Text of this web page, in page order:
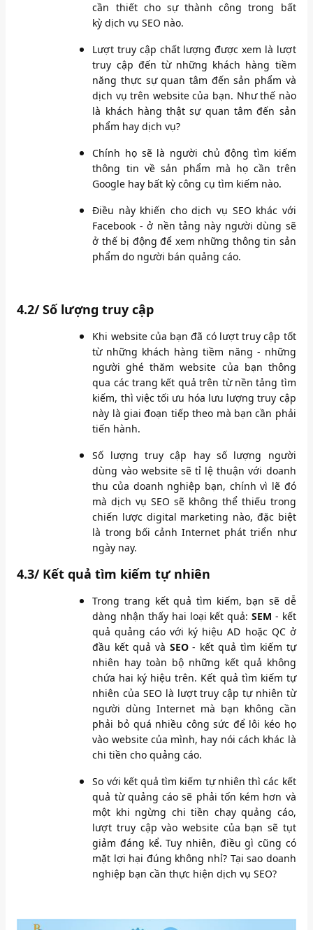
cần thiết cho sự thành công trong bất
kỳ dịch vụ SEO nào.
Lượt truy cập chất lượng được xem là lượt
truy cập đến từ những khách hàng tiềm
năng thực sự quan tâm đến sản phẩm và
dịch vụ trên website của bạn. Như thế nào
là khách hàng thật sự quan tâm đến sản
phẩm hay dịch vụ?
Chính họ sẽ là người chủ động tìm kiếm
thông tin về sản phẩm mà họ cần trên
Google hay bất kỳ công cụ tìm kiếm nào.
Điều này khiến cho dịch vụ SEO khác với
Facebook - ở nền tảng này người dùng sẽ
ở thế bị động để xem những thông tin sản
phẩm do người bán quảng cáo.
4.2/ Số lượng truy cập
Khi website của bạn đã có lượt truy cập tốt
từ những khách hàng tiềm năng - những
người ghé thăm website của bạn thông
qua các trang kết quả trên từ nền tảng tìm
kiếm, thì việc tối ưu hóa lưu lượng truy cập
này là giai đoạn tiếp theo mà bạn cần phải
tiến hành.
Số lượng truy cập hay số lượng người
dùng vào website sẽ tỉ lệ thuận với doanh
thu của doanh nghiệp bạn, chính vì lẽ đó
mà dịch vụ SEO sẽ không thể thiếu trong
chiến lược digital marketing nào, đặc biệt
là trong bối cảnh Internet phát triển như
ngày nay.
4.3/ Kết quả tìm kiếm tự nhiên
Trong trang kết quả tìm kiếm, bạn sẽ dễ
dàng nhận thấy hai loại kết quả: SEM - kết
quả quảng cáo với ký hiệu AD hoặc QC ở
đầu kết quả và SEO- kết quả tìm kiếm tự
nhiên hay toàn bộ những kết quả không
chứa hai ký hiệu trên. Kết quả tìm kiếm tự
nhiên của SEO là lượt truy cập tự nhiên từ
người dùng Internet mà bạn không cần
phải bỏ quá nhiều công sức để lôi kéo họ
vào website của mình, hay nói cách khác là
chi tiền cho quảng cáo.
So với kết quả tìm kiếm tự nhiên thì các kết
quả từ quảng cáo sẽ phải tốn kém hơn và
một khi ngừng chi tiền chạy quảng cáo,
lượt truy cập vào website của bạn sẽ tụt
giảm đáng kể. Tuy nhiên, điều gì cũng có
mặt lợi hại đúng không nhỉ? Tại sao doanh
nghiệp bạn cần thực hiện dịch vụ SEO?